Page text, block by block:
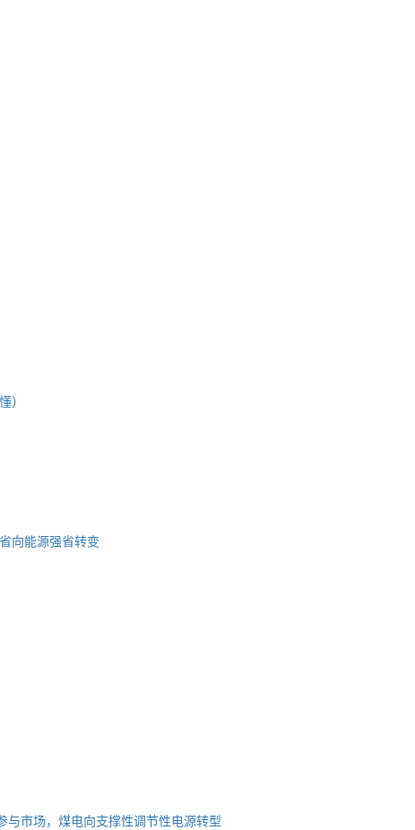
）
向能源强省转变
市场，煤电向支撑性调节性电源转型